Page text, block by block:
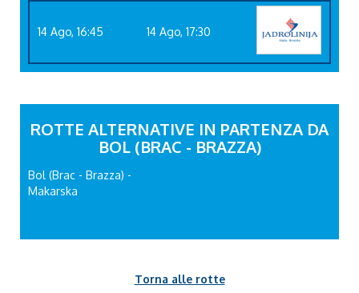
14 Ago, 16:45 14 Ago, 17:30
ROTTE ALTERNATIVE IN PARTENZA DA
BOL (BRAC - BRAZZA)
Bol (Brac - Brazza) -
Makarska
Torna alle rotte